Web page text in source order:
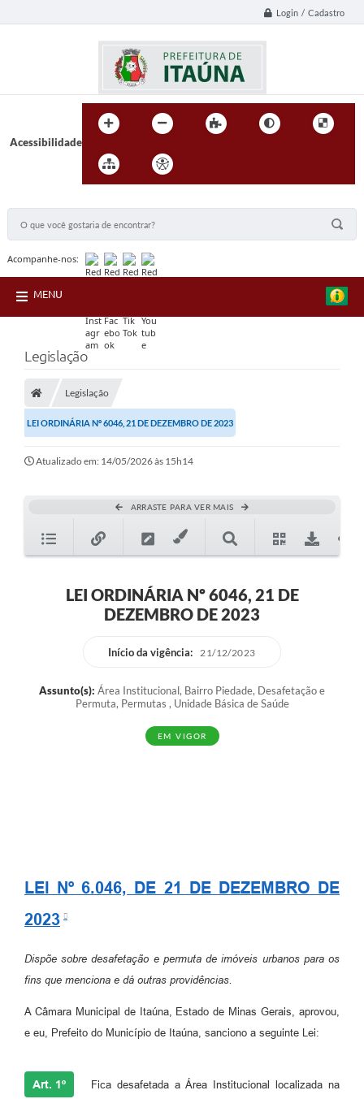
Login / Cadastro
Acessibilidade
Acompanhe-nos:
MENU
Legislação
Legislação
LEI ORDINÁRIA Nº 6046, 21 DE DEZEMBRO DE 2023
Atualizado em: 14/05/2026 às 15h14
ARRASTE PARA VER MAIS
LEI ORDINÁRIA Nº 6046, 21 DE
DEZEMBRO DE 2023
Início da vigência: 21/12/2023
Assunto(s): Área Institucional, Bairro Piedade, Desafetação e
Permuta, Permutas , Unidade Básica de Saúde
EM VIGOR
LEI Nº 6.046, DE 21 DE DEZEMBRO DE
2023
Dispõe sobre desafetação e permuta de imóveis urbanos para os
fins que menciona e dá outras providências.
A Câmara Municipal de Itaúna, Estado de Minas Gerais, aprovou,
e eu, Prefeito do Município de Itaúna, sanciono a seguinte Lei:
Art. 1º Fica desafetada a Área Institucional localizada na